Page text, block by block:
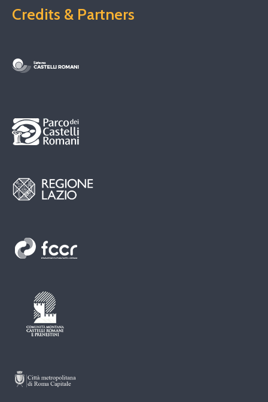
Credits & Partners